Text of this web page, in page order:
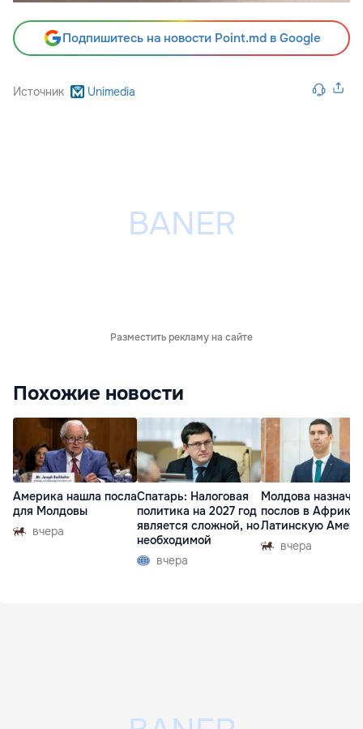
Подпишитесь на новости Point.md в Google
Источник Unimedia
Разместить рекламу на сайте
Похожие новости
Америка нашла посла
для Молдовы
вчера
Спатарь: Налоговая
политика на 2027 год
является сложной, но
необходимой
вчера
Молдова
послов в Африку
Латинскую
вчера